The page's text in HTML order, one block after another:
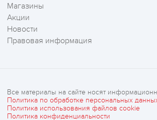
Магазины
Акции
Новости
Правовая информация
Все материалы на сайте носят
Политика по обработке персональных
Политика использования файлов cookie
Политика конфиденциальности